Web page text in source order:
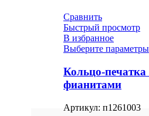
Сравнить
Быстрый просмотр
В избранное
Выберите параметры
Кольцо-печатка
фианитами
Артикул: п1261003